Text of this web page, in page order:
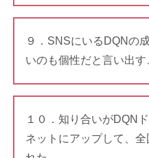
９．SNSにいるDQNの
いのも個性だと言い出す
１０．知り合いがDQN
ネットにアップして、